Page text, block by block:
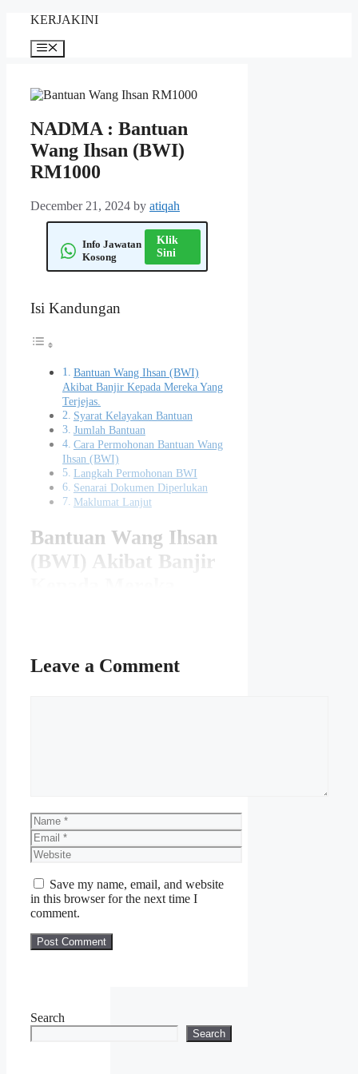
content
KERJAKINI
Menu
NADMA : Bantuan
Wang Ihsan (BWI)
RM1000
December 21, 2024 by atiqah
Info Jawatan
Kosong
Klik
Sini
Isi Kandungan
Bantuan Wang Ihsan (BWI)
Akibat Banjir Kepada Mereka Yang
Terjejas.
Syarat Kelayakan Bantuan
Jumlah Bantuan
Cara Permohonan Bantuan Wang
Ihsan (BWI)
Langkah Permohonan BWI
Senarai Dokumen Diperlukan
Maklumat Lanjut
Bantuan Wang Ihsan
(BWI) Akibat Banjir
Wang Ihsan (BWI) RM1,000 bagi
setiap ketua isi rumah terjejas ketika
Syarat Kelayakan
Bantuan
tanah runtuh, ribut/taufan,
gempa bumi dan tsunami atau
Leave a Comment
Name
Email
Website
Save my name, email, and website
in this browser for the next time I
comment.
Search
Search